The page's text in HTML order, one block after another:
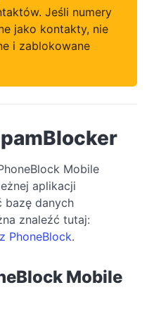
Jeśli numery
jako kontakty, nie
i zablokowane
Mobile
aplikacji
bazę danych
znaleźć tutaj:
PhoneBlock.
Mobile